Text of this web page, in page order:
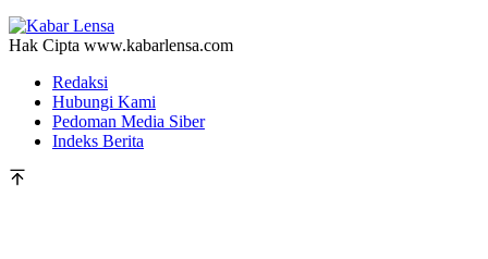
Hak Cipta www.kabarlensa.com
Redaksi
Hubungi Kami
Pedoman Media Siber
Indeks Berita